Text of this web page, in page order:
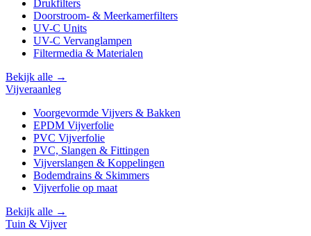
Drukfilters
Doorstroom- & Meerkamerfilters
UV-C Units
UV-C Vervanglampen
Filtermedia & Materialen
Bekijk alle →
Vijveraanleg
Voorgevormde Vijvers & Bakken
EPDM Vijverfolie
PVC Vijverfolie
PVC, Slangen & Fittingen
Vijverslangen & Koppelingen
Bodemdrains & Skimmers
Vijverfolie op maat
Bekijk alle →
Tuin & Vijver